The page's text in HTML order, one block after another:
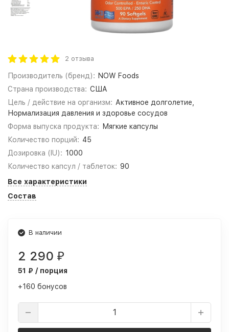
2 отзыва
Производитель (бренд): NOW Foods
Страна производства: США
Цель / действие на организм: Активное долголетие,
Нормализация давления и здоровье сосудов
Форма выпуска продукта:
Мягкие капсулы
Количество порций: 45
Дозировка (IU): 1000
Количество капсул / таблеток: 90
Все характеристики
Состав
В наличии
2 290 ₽
51 ₽ / порция
+160 бонусов